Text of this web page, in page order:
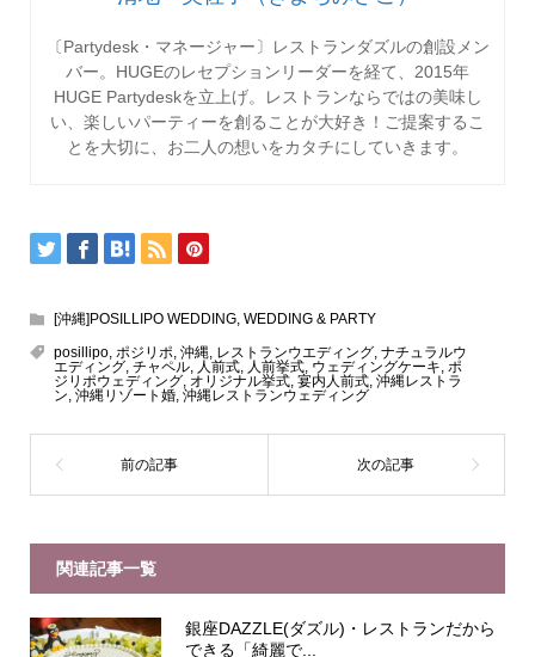
〔Partydesk・マネージャー〕レストランダズルの創設メン
バー。HUGEのレセプションリーダーを経て、2015年
HUGE Partydeskを立上げ。レストランならではの美味し
い、楽しいパーティーを創ることが大好き！ご提案するこ
とを大切に、お二人の想いをカタチにしていきます。
[沖縄]POSILLIPO WEDDING, WEDDING & PARTY
posillipo, ポジリポ 沖縄 レストランウエディング, ナチュラルウ
エディング, チャペル, 人前式, 人前挙式, ウェディングケーキ ポ
ジリポウェディング, オリジナル挙式, 宴内人前式, 沖縄レストラ
ン 沖縄リゾート婚, 沖縄レストランウェディング
関連記事一覧
銀座DAZZLE(ダズル)・レストランだから
できる「綺麗で...